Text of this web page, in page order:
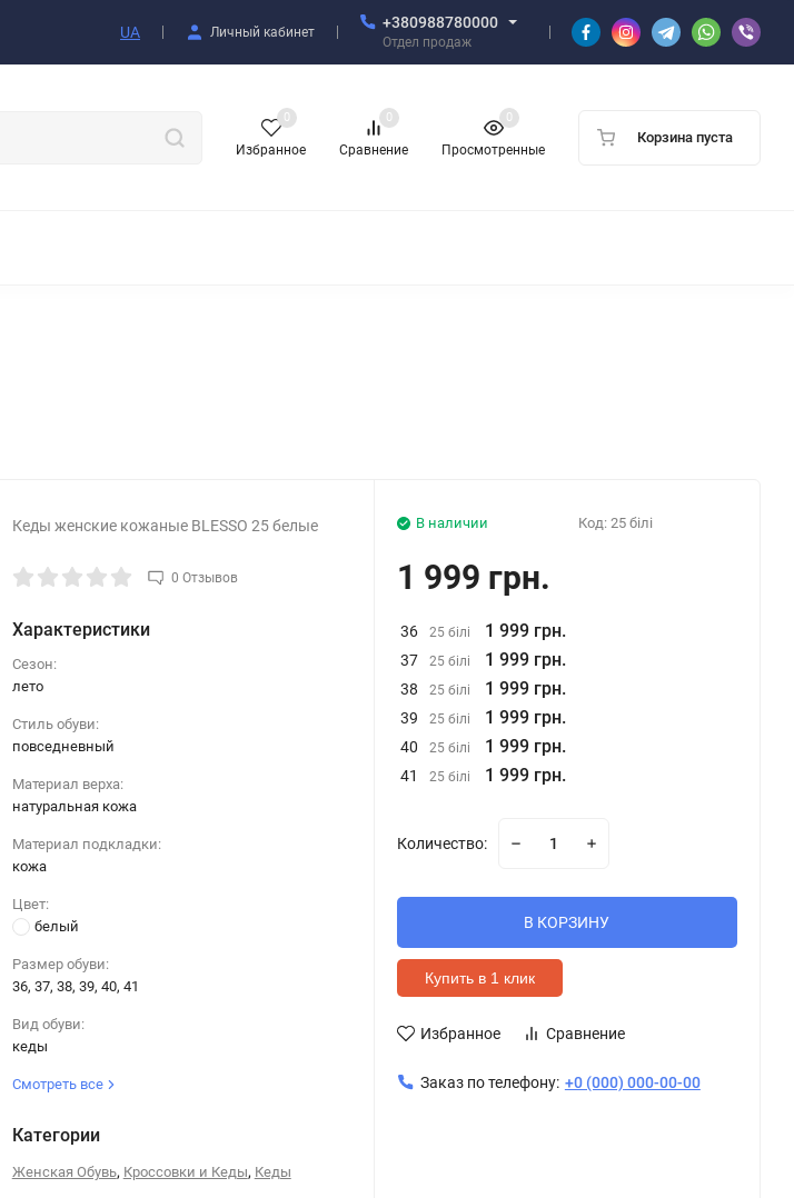
UA Личный кабинет
+380988780000
Отдел продаж
Избранное
0
Сравнение
0
Просмотренные
0
Корзина пуста
Кеды женские кожаные BLESSO 25 белые
0 Отзывов
Характеристики
Сезон:
лето
Стиль обуви:
повседневный
Материал верха:
натуральная кожа
Материал подкладки:
кожа
Цвет:
белый
Размер обуви:
36, 37, 38, 39, 40, 41
Вид обуви:
кеды
Смотреть все
Категории
Женская Обувь, Кроссовки и Кеды, Кеды
В наличии Код: 25 білі
1 999 грн.
36 25 білі 1 999 грн.
37 25 білі 1 999 грн.
38 25 білі 1 999 грн.
39 25 білі 1 999 грн.
40 25 білі 1 999 грн.
41 25 білі 1 999 грн.
Количество:
В КОРЗИНУ
Купить в 1 клик
Избранное Сравнение
Заказ по телефону: +0 (000) 000-00-00